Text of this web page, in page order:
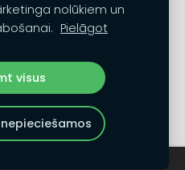
un nosacījumi
Sīkdatnes
nolūkiem un
Pielāgot
visus